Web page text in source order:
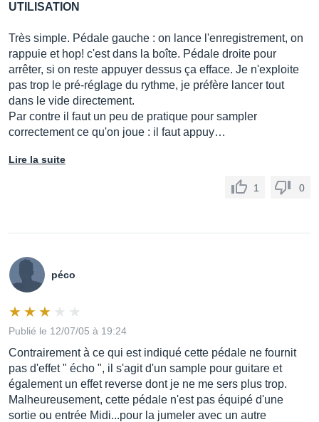
UTILISATION
Très simple. Pédale gauche : on lance l'enregistrement, on
rappuie et hop! c'est dans la boîte. Pédale droite pour
arrêter, si on reste appuyer dessus ça efface. Je n'exploite
pas trop le pré-réglage du rythme, je préfère lancer tout
dans le vide directement.
Par contre il faut un peu de pratique pour sampler
correctement ce qu'on joue : il faut appuy…
Lire la suite
1 0
péco
Publié le 12/07/05 à 19:24
Contrairement à ce qui est indiqué cette pédale ne fournit
pas d'effet " écho ", il s'agit d'un sample pour guitare et
également un effet reverse dont je ne me sers plus trop.
Malheureusement, cette pédale n'est pas équipé d'une
sortie ou entrée Midi...pour la jumeler avec un autre